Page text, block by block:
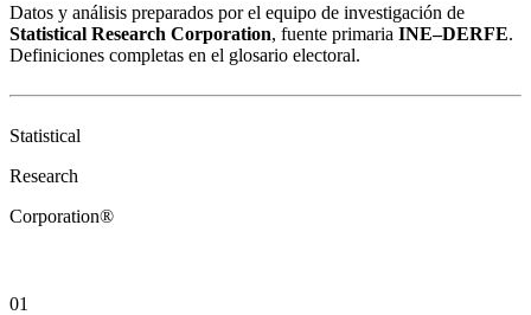
Datos y análisis preparados por el equipo de investigación de
Statistical Research Corporation, fuente primaria INE–DERFE.
Definiciones completas en el glosario electoral.
Statistical
Research
Corporation®
01